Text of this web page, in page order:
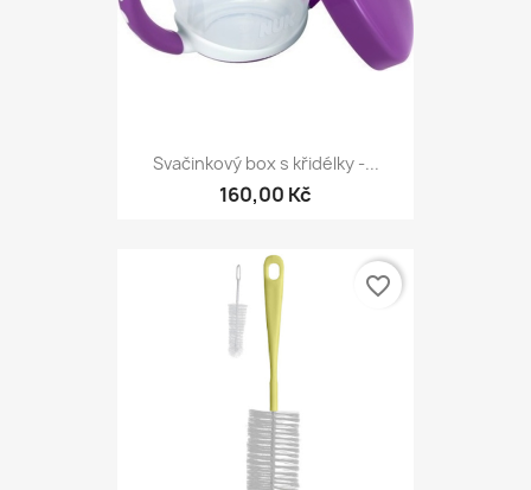
Svačinkový box s křidélky -...
160,00 Kč
favorite_border